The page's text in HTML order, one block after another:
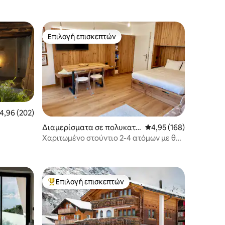
βαθμολογία: 4,96 στα 5, 202 κριτικές
4,96 (202)
Επιλογή επισκεπτών
Επιλογή επισκεπτών
Διαμερίσματα σε πολυκατο
ικία
Μέση βαθμολογία:
4,95 (168)
Χαριτωμένο στούντιο 2-4 ατόμων με θέα
Κορυφαία επιλογή επισκεπτών
Επιλογή επισκεπτών